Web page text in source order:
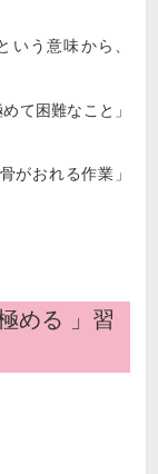
いう意味から、
て困難なこと」
がおれる作業」
める
」習